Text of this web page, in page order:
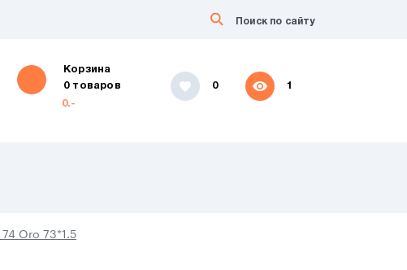
Корзина
0 товаров
0.-
0 1
Oro 73*1.5